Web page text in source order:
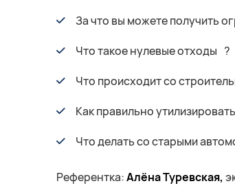
За что вы можете получить
Что такое нулевые отходы ?
Что происходит со
Как правильно
Что делать со старыми
Референтка:Алёна Туревская,